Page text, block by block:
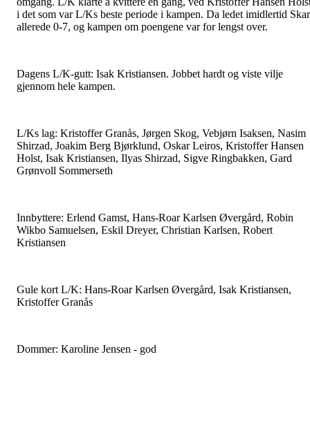
i det som var L/Ks beste periode i kampen. Da ledet imidlertid
allerede 0-7, og kampen om poengene var for lengst over.
Dagens L/K-gutt: Isak Kristiansen. Jobbet hardt og viste vilje
gjennom hele kampen.
L/Ks lag: Kristoffer Granås, Jørgen Skog, Vebjørn Isaksen, Nasim
Shirzad, Joakim Berg Bjørklund, Oskar Leiros, Kristoffer Hansen
Holst, Isak Kristiansen, Ilyas Shirzad, Sigve Ringbakken, Gard
Grønvoll Sommerseth
Innbyttere: Erlend Gamst, Hans-Roar Karlsen Øvergård, Robin
Wikbo Samuelsen, Eskil Dreyer, Christian Karlsen, Robert
Kristiansen
Gule kort L/K: Hans-Roar Karlsen Øvergård, Isak Kristiansen,
Kristoffer Granås
Dommer: Karoline Jensen - god